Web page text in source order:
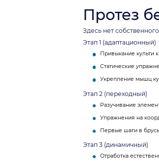
Протез
Здесь нет
Этап 1 (адаптационный)
Привыкание культи
Статические
Укрепление мышц
Этап 2 (переходный)
Разучивание
Упражнения на
Первые шаги в
Этап 3 (динамичный)
Отработка